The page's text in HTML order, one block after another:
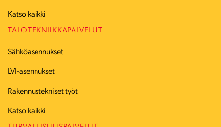
Katso kaikki
TALOTEKNIIKKAPALVELUT
Sähköasennukset
LVI-asennukset
Rakennustekniset työt
Katso kaikki